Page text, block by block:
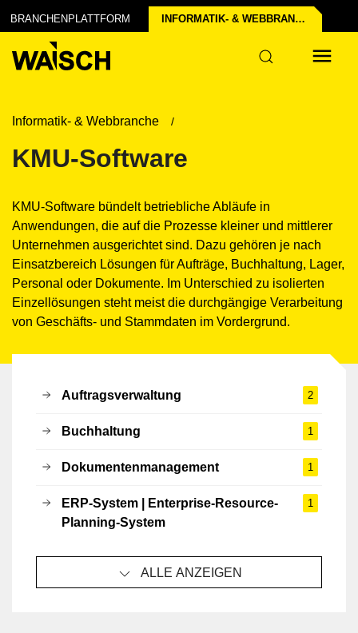
BRANCHENPLATTFORM INFORMATIK- & WEB­BRANCHE
Informatik- & Webbranche
KMU-Software
KMU-Software bündelt betriebliche Abläufe in
Anwendungen, die auf die Prozesse kleiner und mittlerer
Unternehmen ausgerichtet sind. Dazu gehören je nach
Einsatzbereich Lösungen für Aufträge, Buchhaltung, Lager,
Personal oder Dokumente. Im Unterschied zu isolierten
Einzellösungen steht meist die durchgängige Verarbeitung
von Geschäfts- und Stammdaten im Vordergrund.
Auftragsverwaltung 2
Buchhaltung 1
Dokumentenmanagement 1
ERP-System | Enterprise-Resource-
Planning-System
1
ALLE ANZEIGEN